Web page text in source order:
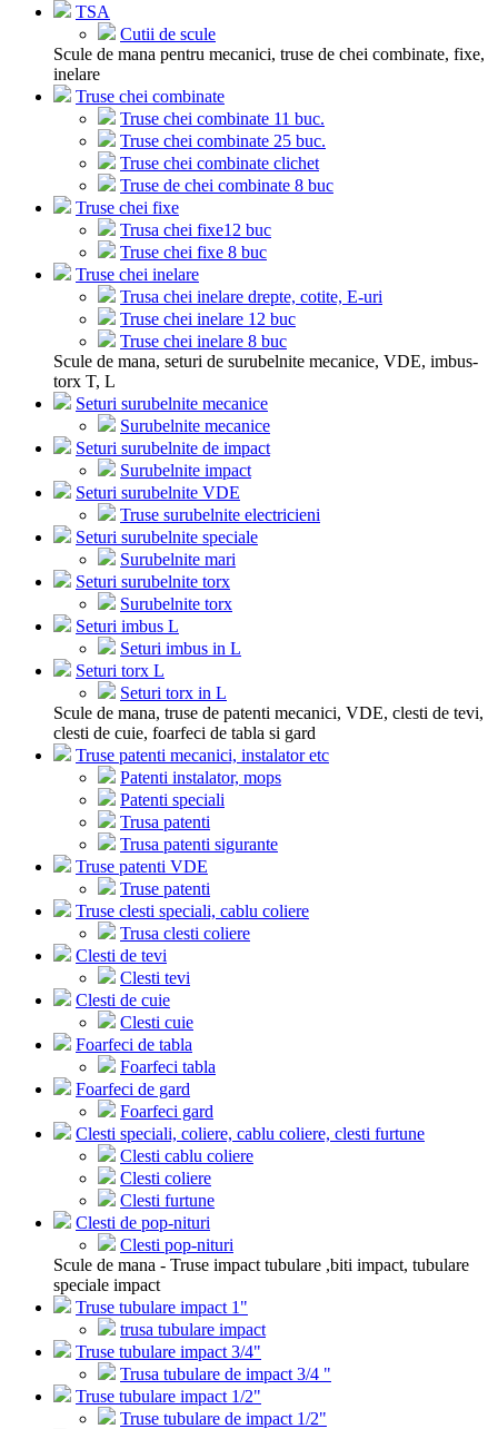
TSA
Cutii de scule
Scule de mana pentru mecanici, truse de chei combinate, fixe,
inelare
Truse chei combinate
Truse chei combinate 11 buc.
Truse chei combinate 25 buc.
Truse chei combinate clichet
Truse de chei combinate 8 buc
Truse chei fixe
Trusa chei fixe12 buc
Truse chei fixe 8 buc
Truse chei inelare
Trusa chei inelare drepte, cotite, E-uri
Truse chei inelare 12 buc
Truse chei inelare 8 buc
Scule de mana, seturi de surubelnite mecanice, VDE, imbus-
torx T, L
Seturi surubelnite mecanice
Surubelnite mecanice
Seturi surubelnite de impact
Surubelnite impact
Seturi surubelnite VDE
Truse surubelnite electricieni
Seturi surubelnite speciale
Surubelnite mari
Seturi surubelnite torx
Surubelnite torx
Seturi imbus L
Seturi imbus in L
Seturi torx L
Seturi torx in L
Scule de mana, truse de patenti mecanici, VDE, clesti de tevi,
clesti de cuie, foarfeci de tabla si gard
Truse patenti mecanici, instalator etc
Patenti instalator, mops
Patenti speciali
Trusa patenti
Trusa patenti sigurante
Truse patenti VDE
Truse patenti
Truse clesti speciali, cablu coliere
Trusa clesti coliere
Clesti de tevi
Clesti tevi
Clesti de cuie
Clesti cuie
Foarfeci de tabla
Foarfeci tabla
Foarfeci de gard
Foarfeci gard
Clesti speciali, coliere, cablu coliere, clesti furtune
Clesti cablu coliere
Clesti coliere
Clesti furtune
Clesti de pop-nituri
Clesti pop-nituri
Scule de mana - Truse impact tubulare ,biti impact, tubulare
speciale impact
Truse tubulare impact 1"
trusa tubulare impact
Truse tubulare impact 3/4"
Trusa tubulare de impact 3/4 "
Truse tubulare impact 1/2"
Truse tubulare de impact 1/2"